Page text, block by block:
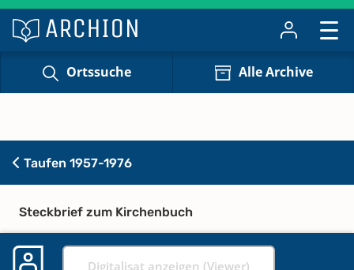
Ortssuche Alle Archive
Taufen 1957-1976
Steckbrief zum Kirchenbuch
Digitalisat anzeigen (Viewer)